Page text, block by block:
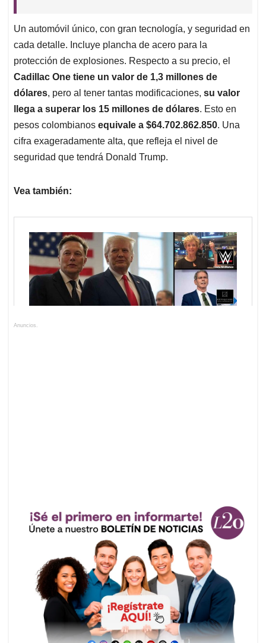
Un automóvil único, con gran tecnología, y seguridad en
cada detalle. Incluye plancha de acero para la
protección de explosiones. Respecto a su precio, el
Cadillac One tiene un valor de 1,3 millones de
dólares, pero al tener tantas modificaciones, su valor
llega a superar los 15 millones de dólares. Esto en
pesos colombianos equivale a $64.702.862.850. Una
cifra exageradamente alta, que refleja el nivel de
seguridad que tendrá Donald Trump.
Vea también:
Anuncios.